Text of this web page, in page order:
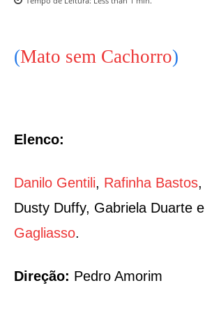
(Mato sem Cachorro)
Elenco:
Danilo Gentili, Rafinha Bastos,
Dusty Duffy, Gabriela Duarte e
Gagliasso.
Direção: Pedro Amorim